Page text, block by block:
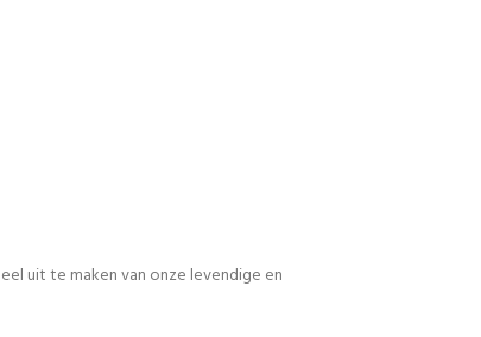
uit te maken van onze levendige en